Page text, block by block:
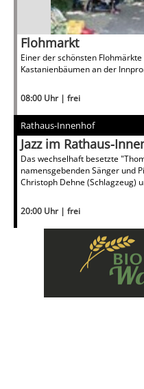
Flohmarkt
Einer der schönsten
Kastanienbäumen an der
08:00 Uhr | frei
Rathaus-Innenhof
Jazz im Rathaus-
Das wechselhaft besetzte
namensgebenden Sänger und
Christoph Dehne (Schlagzeug)
20:00 Uhr | frei